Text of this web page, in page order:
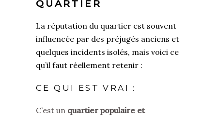
QUARTIER
La réputation du quartier est souvent
influencée par des préjugés anciens et
quelques incidents isolés, mais voici ce
qu’il faut réellement retenir :
CE QUI EST VRAI :
C’est un quartier populaire et